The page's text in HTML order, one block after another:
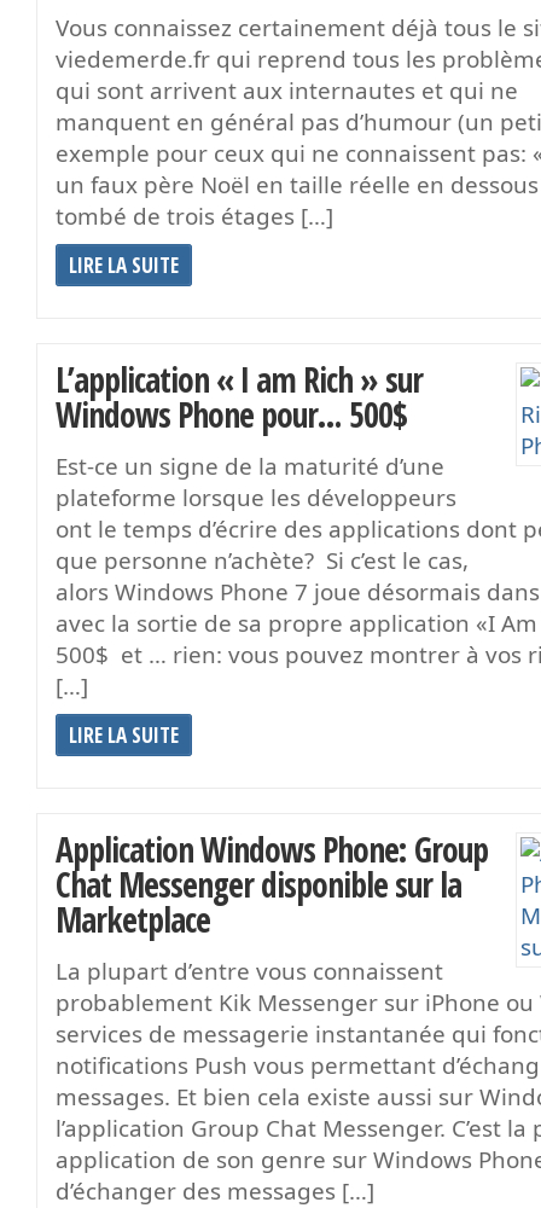
Vous connaissez certainement déjà tous le
viedemerde.fr qui reprend tous les
qui sont arrivent aux internautes et qui ne
manquent en général pas d’humour (un
exemple pour ceux qui ne connaissent pas:
un faux père Noël en taille réelle en
tombé de trois étages […]
LIRE LA SUITE
L’application « I am Rich » sur
Windows Phone pour… 500$
Est-ce un signe de la maturité d’une
plateforme lorsque les développeurs
ont le temps d’écrire des applications dont
que personne n’achète? Si c’est le cas,
alors Windows Phone 7 joue désormais
avec la sortie de sa propre application «I Am
500$ et … rien: vous pouvez montrer à vos
[…]
LIRE LA SUITE
Application Windows Phone: Group
Chat Messenger disponible sur la
Marketplace
La plupart d’entre vous connaissent
probablement Kik Messenger sur iPhone ou
services de messagerie instantanée qui
notifications Push vous permettant
messages. Et bien cela existe aussi sur
l’application Group Chat Messenger. C’est
application de son genre sur Windows
d’échanger des messages […]